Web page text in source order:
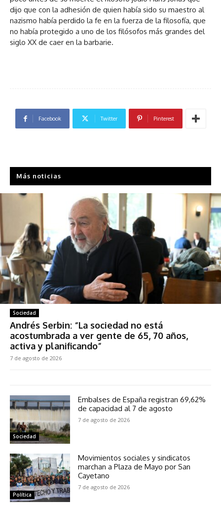
dijo que con la adhesión de quien había sido su maestro al
nazismo había perdido la fe en la fuerza de la filosofía, que
no había protegido a uno de los filósofos más grandes del
siglo XX de caer en la barbarie.
Facebook Twitter Pinterest
Más noticias
Sociedad
Andrés Serbin: “La sociedad no está
acostumbrada a ver gente de 65, 70 años,
activa y planificando”
7 de agosto de 2026
Sociedad
Embalses de España registran 69,62%
de capacidad al 7 de agosto
7 de agosto de 2026
Política
Movimientos sociales y sindicatos
marchan a Plaza de Mayo por San
Cayetano
7 de agosto de 2026